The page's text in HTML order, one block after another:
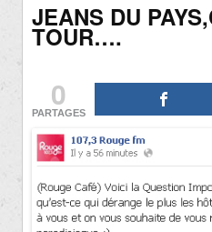
JEANS DU
TOUR….
0
PARTAGES